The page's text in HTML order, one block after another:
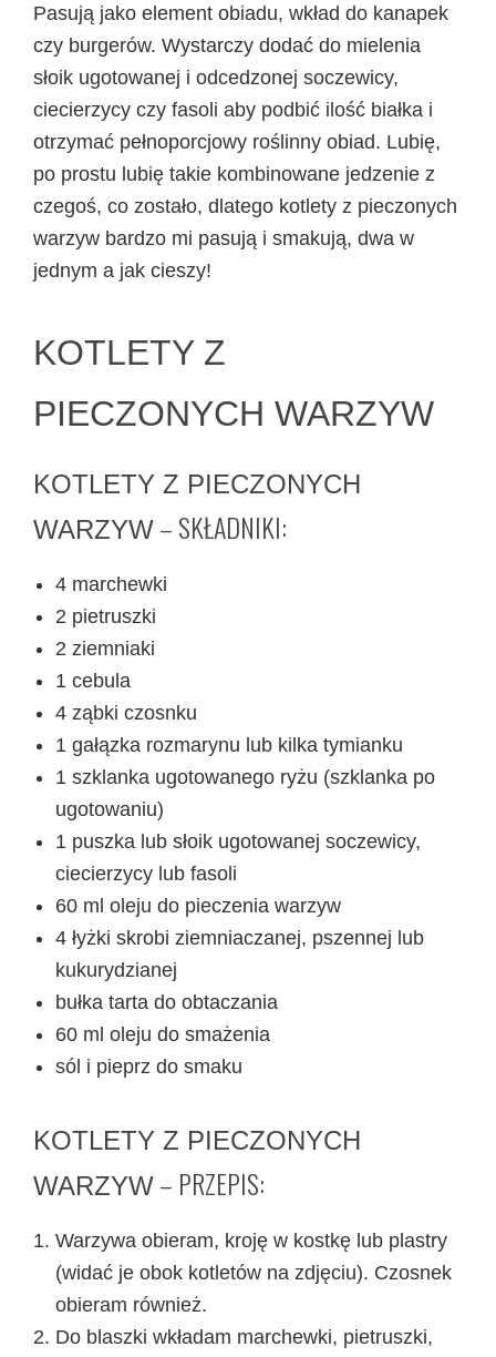
Pasują jako element obiadu, wkład do kanapek
czy burgerów. Wystarczy dodać do mielenia
słoik ugotowanej i odcedzonej soczewicy,
ciecierzycy czy fasoli aby podbić ilość białka i
otrzymać pełnoporcjowy roślinny obiad. Lubię,
po prostu lubię takie kombinowane jedzenie z
czegoś, co zostało, dlatego kotlety z pieczonych
warzyw bardzo mi pasują i smakują, dwa w
jednym a jak cieszy!
KOTLETY Z
PIECZONYCH WARZYW
KOTLETY Z PIECZONYCH
WARZYW – SKŁADNIKI:
4 marchewki
2 pietruszki
2 ziemniaki
1 cebula
4 ząbki czosnku
1 gałązka rozmarynu lub kilka tymianku
1 szklanka ugotowanego ryżu (szklanka po
ugotowaniu)
1 puszka lub słoik ugotowanej soczewicy,
ciecierzycy lub fasoli
60 ml oleju do pieczenia warzyw
4 łyżki skrobi ziemniaczanej, pszennej lub
kukurydzianej
bułka tarta do obtaczania
60 ml oleju do smażenia
sól i pieprz do smaku
KOTLETY Z PIECZONYCH
WARZYW – PRZEPIS:
Warzywa obieram, kroję w kostkę lub plastry
(widać je obok kotletów na zdjęciu). Czosnek
obieram również.
Do blaszki wkładam marchewki, pietruszki,